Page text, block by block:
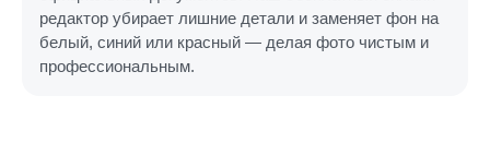
редактор убирает лишние детали и заменяет фон на
белый, синий или красный — делая фото чистым и
профессиональным.